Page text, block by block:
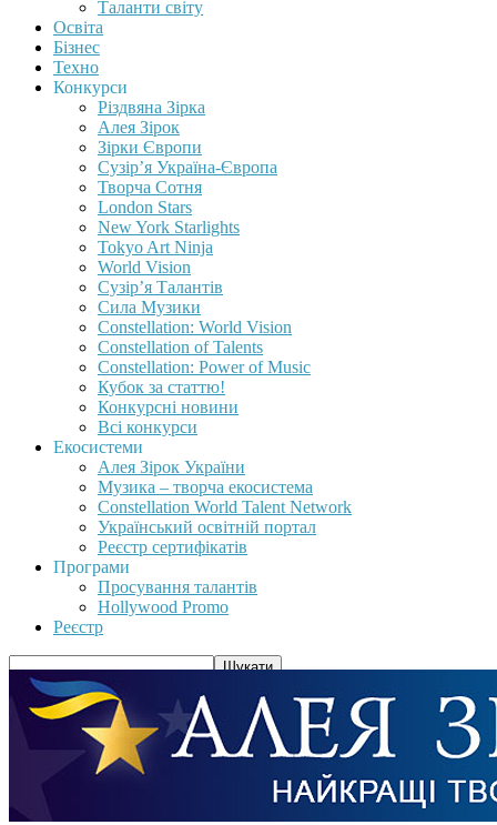
Таланти світу
Освіта
Бізнес
Техно
Конкурси
Різдвяна Зірка
Алея Зірок
Зірки Європи
Сузір’я Україна-Європа
Творча Сотня
London Stars
New York Starlights
Tokyo Art Ninja
World Vision
Сузір’я Талантів
Сила Музики
Constellation: World Vision
Constellation of Talents
Constellation: Power of Music
Кубок за статтю!
Конкурсні новини
Всі конкурси
Екосистеми
Алея Зірок України
Музика – творча екосистема
Constellation World Talent Network
Український освітній портал
Реєстр сертифікатів
Програми
Просування талантів
Hollywood Promo
Реєстр